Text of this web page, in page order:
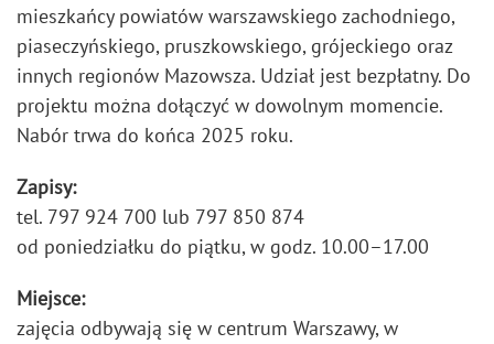
mieszkańcy powiatów warszawskiego zachodniego,
piaseczyńskiego, pruszkowskiego, grójeckiego oraz
innych regionów Mazowsza. Udział jest bezpłatny. Do
projektu można dołączyć w dowolnym momencie.
Nabór trwa do końca 2025 roku.
Zapisy:
tel. 797 924 700 lub 797 850 874
od poniedziałku do piątku, w godz. 10.00–17.00
Miejsce:
zajęcia odbywają się w centrum Warszawy, w